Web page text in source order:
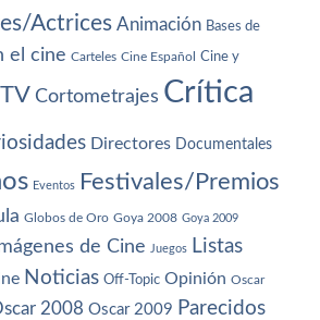
Actrices Animación Bases de
el cine Carteles Cine Español Cine y
Cortometrajes Crítica
Directores Documentales
Eventos Festivales/Premios
Globos de Oro Goya 2008 Goya 2009
de Cine Juegos Listas
Noticias Off-Topic Opinión Oscar
2008 Oscar 2009 Parecidos